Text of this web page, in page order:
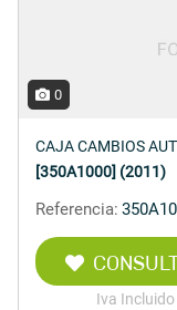
0
CAJA CAMBIOS
[350A1000] (2011)
Referencia:
Iva Incluido